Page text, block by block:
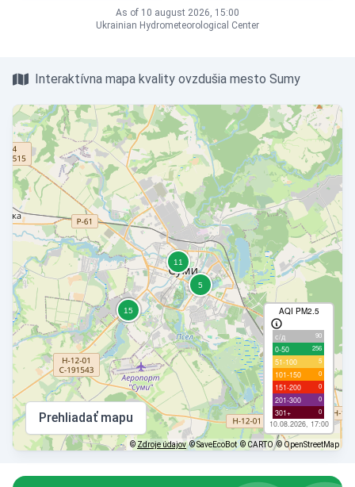
As of 10 august 2026, 15:00
Ukrainian Hydrometeorological Center
Interaktívna mapa kvality ovzdušia mesto Sumy
AQI PM2.5
с/д 90
0-50 256
51-100 5
101-150 0
151-200 0
201-300 0
301+ 0
10.08.2026, 17:00
Prehliadať mapu
© Zdroje údajov © SaveEcoBot © CARTO © OpenStreetMap